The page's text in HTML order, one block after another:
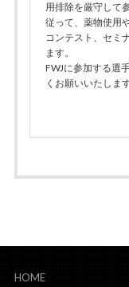
用排除を厳守して
従って、薬物使用
コンテスト、セミ
ます。
FWJに参加する選
くお願いいたします
HOME